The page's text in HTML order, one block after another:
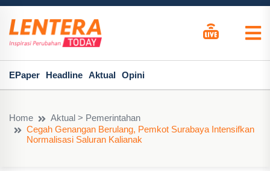
EPaper Headline Aktual Opini
Home
Aktual > Pemerintahan
Cegah Genangan Berulang, Pemkot Surabaya Intensifkan
Normalisasi Saluran Kalianak